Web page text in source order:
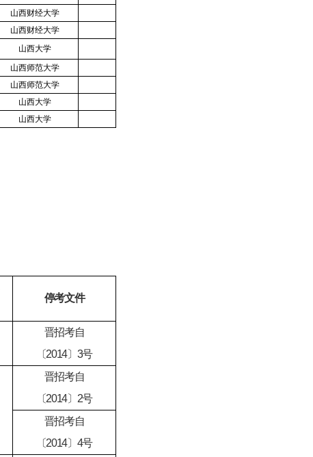
山西财经大学
山西财经大学
山西大学
山西师范大学
山西师范大学
山西大学
山西大学
停考文件
晋招考自
〔2014〕3号
晋招考自
〔2014〕2号
晋招考自
〔2014〕4号